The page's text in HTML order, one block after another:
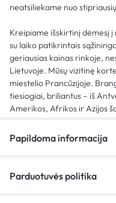
neatsiliekame nuo
Kreipiame išskirtinį dėmesį
su laiko patikrintais
geriausias kainas rinkoje,
Lietuvoje. Mūsų vizitinę
miestelio Prancūzijoje.
tiesiogiai, briliantus – iš
Amerikos, Afrikos ir Azijos
Papildoma informacija
Parduotuvės politika